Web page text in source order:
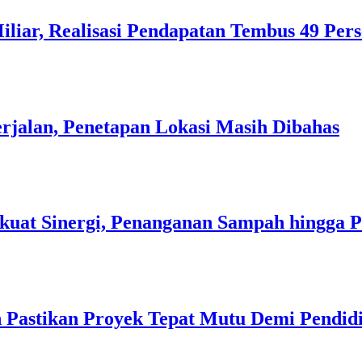
Realisasi Pendapatan Tembus 49
Penetapan Lokasi Masih Dibahas
Sinergi, Penanganan Sampah hingga
Proyek Tepat Mutu Demi